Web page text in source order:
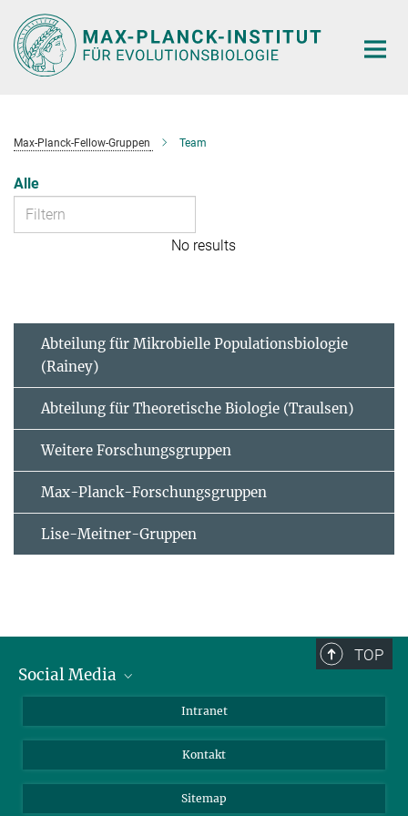
Hauptinhalt
Max-Planck-Fellow-Gruppen Team
Alle
No results
Abteilung für Mikrobielle Populationsbiologie
(Rainey)
Abteilung für Theoretische Biologie (Traulsen)
Weitere Forschungsgruppen
Max-Planck-Forschungsgruppen
Lise-Meitner-Gruppen
TOP
Social Media
LinkedIn
Intranet
Kontakt
Sitemap